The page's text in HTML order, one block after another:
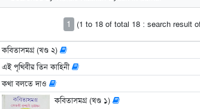
1 (1 to 18 of total 18 : search result
কবিতাসমগ্র (খণ্ড ২)
এই পৃথিবীর তিন কাহিনী
কথা বলতে দাও
কবিতাসমগ্র (খণ্ড ১)